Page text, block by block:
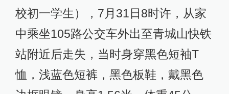
校初一学生），7月31日8时许，从家
中乘坐105路公交车外出至青城山快铁
站附近后走失，当时身穿黑色短袖T
恤，浅蓝色短裤，黑色板鞋，戴黑色